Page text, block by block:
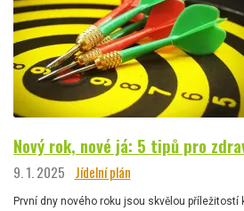
Nový rok, nové já: 5 tipů pro
9. 1. 2025 Jídelní plán
První dny nového roku jsou skvělou příležitostí